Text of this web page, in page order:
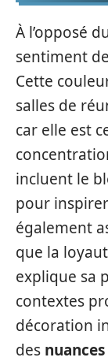
À l’opposé
sentiment
Cette
salles de
car elle est
incluent le
pour
également
que la
explique sa
contextes
décoration
des nuances